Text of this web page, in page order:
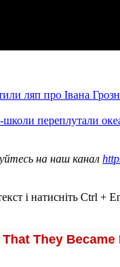
ляп про Івана
школи переплутали
на наш канал
і натисніть Ctrl +